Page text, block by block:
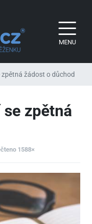
MENU
žádost o důchod
zpětná
1588×